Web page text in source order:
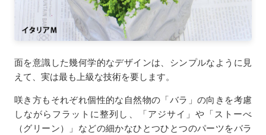
面を意識した幾何学的なデザインは、シンプルなように見
えて、実は最も上級な技術を要します。
咲き方もそれぞれ個性的な自然物の「バラ」の向きを考慮
しながらフラットに整列し、「アジサイ」や「ストーべ
（グリーン）」などの細かなひとつひとつのパーツをバラ